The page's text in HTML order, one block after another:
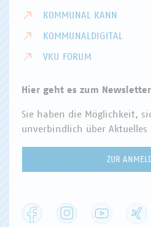
KOMMUNAL KANN
KOMMUNALDIGITAL
VKU FORUM
Hier geht es zum Newsletter
Sie haben die Möglichkeit,
unverbindlich über
ZUR
Facebook Instagram YouTube